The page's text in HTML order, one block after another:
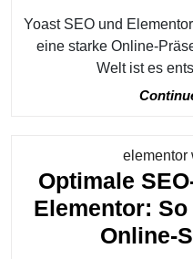
Yoast SEO und
eine starke Online-
Welt ist es
elementor
Optimale
Elementor:
Online-